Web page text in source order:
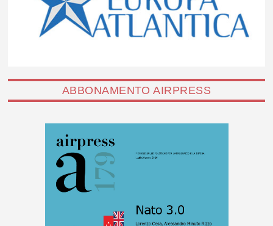
ABBONAMENTO AIRPRESS